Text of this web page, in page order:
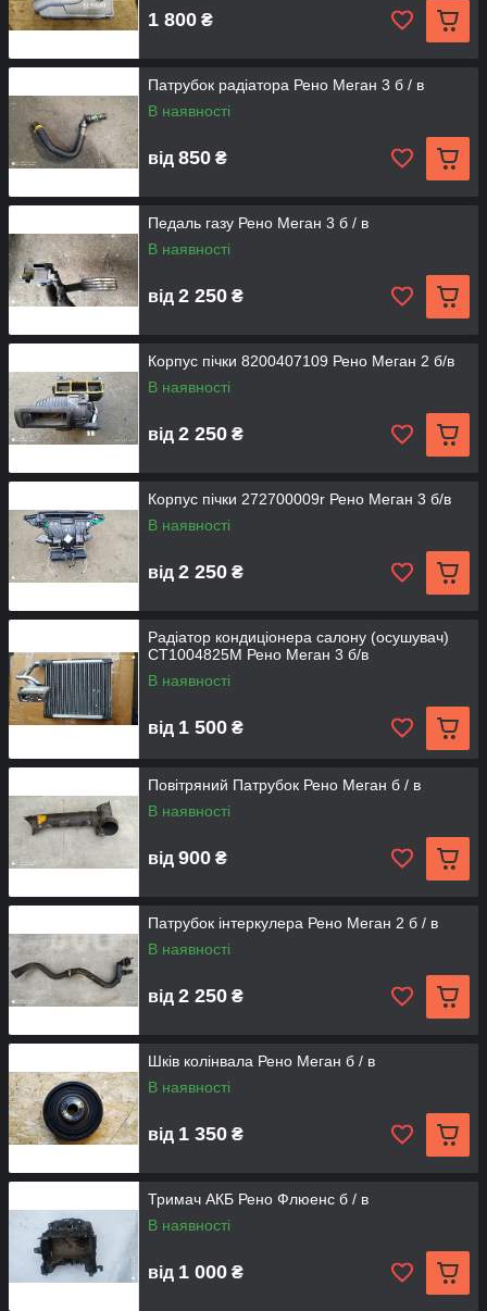
1 800 ₴
Патрубок радіатора Рено Меган 3 б / в
В наявності
від 850 ₴
Педаль газу Рено Меган 3 б / в
В наявності
від 2 250 ₴
Корпус пічки 8200407109 Рено Меган 2 б/в
В наявності
від 2 250 ₴
Корпус пічки 272700009r Рено Меган 3 б/в
В наявності
від 2 250 ₴
Радіатор кондиціонера салону (осушувач)
CT1004825M Рено Меган 3 б/в
В наявності
від 1 500 ₴
Повітряний Патрубок Рено Меган б / в
В наявності
від 900 ₴
Патрубок інтеркулера Рено Меган 2 б / в
В наявності
від 2 250 ₴
Шків колінвала Рено Меган б / в
В наявності
від 1 350 ₴
Тримач АКБ Рено Флюенс б / в
В наявності
від 1 000 ₴